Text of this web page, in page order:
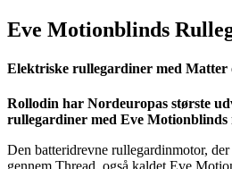
Eve Motionblinds
Elektriske rullegardiner med Matter
Rollodin har Nordeuropas største
rullegardiner med Eve Motionblinds
Den batteridrevne rullegardinmotor,
gennem Thread, også kaldet Eve